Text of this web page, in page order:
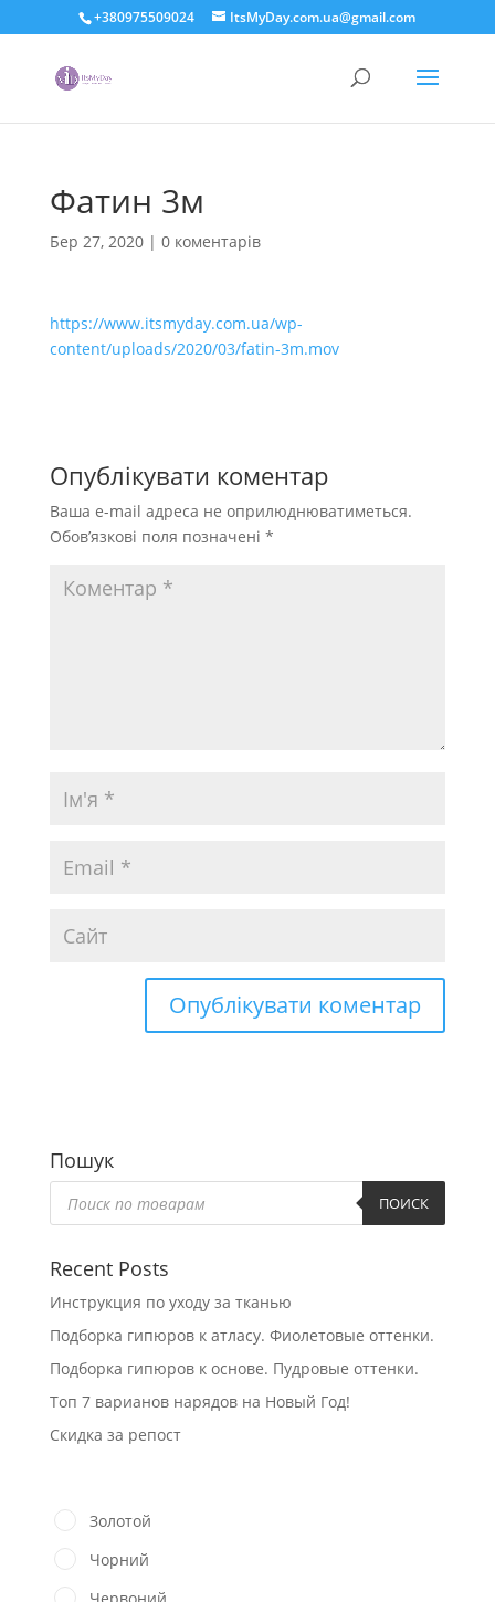
+380975509024 ItsMyDay.com.ua@gmail.com
Фатин 3м
Бер 27, 2020| 0 коментарів
https://www.itsmyday.com.ua/wp-
content/uploads/2020/03/fatin-3m.mov
Опублікувати коментар
Ваша e-mail адреса не оприлюднюватиметься.
Обов’язкові поля позначені *
Пошук
Пошук
товарів ПОИСК
Recent Posts
Инструкция по уходу за тканью
Подборка гипюров к атласу. Фиолетовые оттенки.
Подборка гипюров к основе. Пудровые оттенки.
Топ 7 варианов нарядов на Новый Год!
Скидка за репост
Золотой
Чорний